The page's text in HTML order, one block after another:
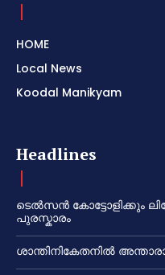
HOME
Local News
Koodal Manikyam
Headlines
ടെൽസൻ കോട്ടോളിക്കും
പുരസ്കാരം
ശാന്തിനികേതനിൽ